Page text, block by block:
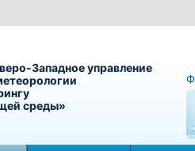
Западное управление
среды»